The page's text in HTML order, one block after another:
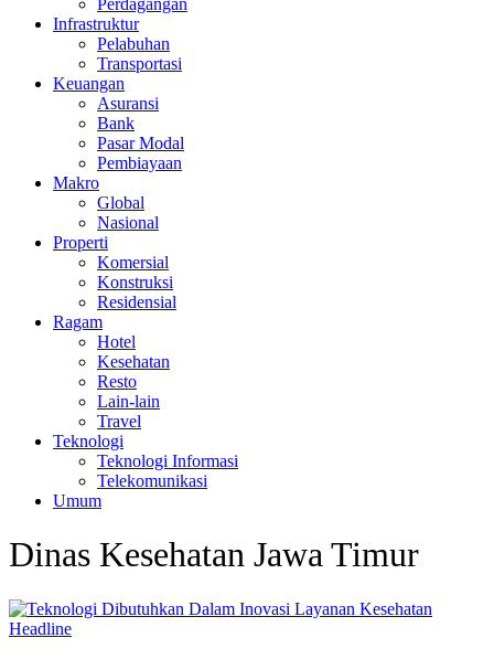
Perdagangan
Infrastruktur
Pelabuhan
Transportasi
Keuangan
Asuransi
Bank
Pasar Modal
Pembiayaan
Makro
Global
Nasional
Properti
Komersial
Konstruksi
Residensial
Ragam
Hotel
Kesehatan
Resto
Lain-lain
Travel
Teknologi
Teknologi Informasi
Telekomunikasi
Umum
Dinas Kesehatan Jawa Timur
Headline